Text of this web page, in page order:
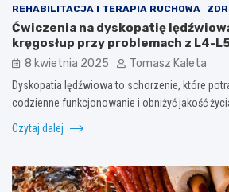
REHABILITACJA I TERAPIA RUCHOWA
Ćwiczenia na dyskopatię
kręgosłup przy problemach z L4-
8 kwietnia 2025 Tomasz Kaleta
Dyskopatia lędźwiowa to schorzenie, które
codzienne funkcjonowanie i obniżyć jakość
Czytaj dalej